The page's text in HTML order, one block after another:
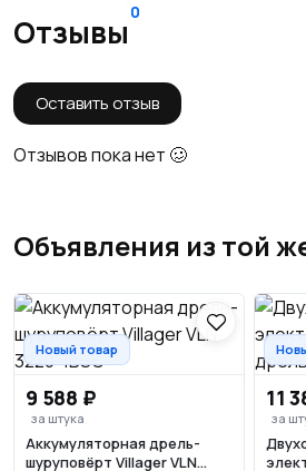
Отзывы
0
Оставить отзыв
Отзывов пока нет 🥴
Объявления из той
Новый товар
9 588 ₽
за штука
Аккумуляторная дрель-
шуруповёрт Villager VLN
11
за